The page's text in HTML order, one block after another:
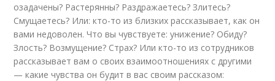
озадачены? Растерянны? Раздражаетесь? Злитесь?
Смущаетесь? Или: кто-то из близких рассказывает, как он
вами недоволен. Что вы чувствуете: унижение? Обиду?
Злость? Возмущение? Страх? Или кто-то из сотрудников
рассказывает вам о своих взаимоотношениях с другими
— какие чувства он будит в вас своим рассказом: